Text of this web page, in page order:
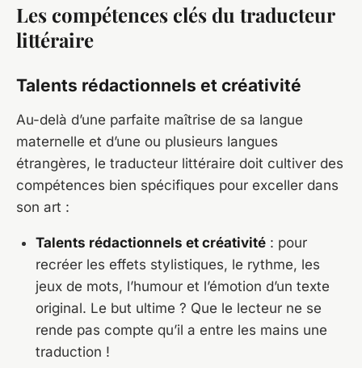
Les compétences clés du traducteur
littéraire
Talents rédactionnels et créativité
Au-delà d’une parfaite maîtrise de sa langue
maternelle et d’une ou plusieurs langues
étrangères, le traducteur littéraire doit cultiver des
compétences bien spécifiques pour exceller dans
son art :
Talents rédactionnels et créativité : pour
recréer les effets stylistiques, le rythme, les
jeux de mots, l’humour et l’émotion d’un texte
original. Le but ultime ? Que le lecteur ne se
rende pas compte qu’il a entre les mains une
traduction !